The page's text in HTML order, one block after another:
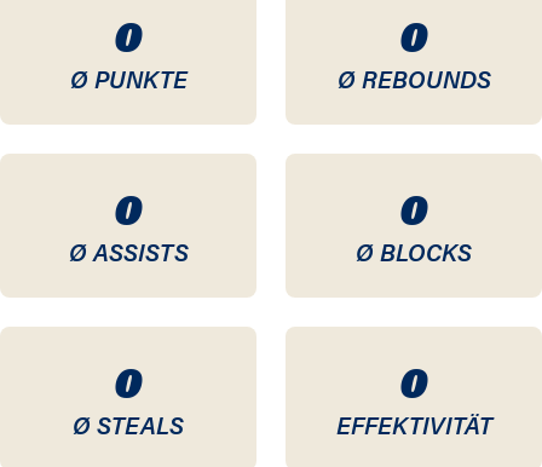
0
Ø PUNKTE
0
Ø REBOUNDS
0
Ø ASSISTS
0
Ø BLOCKS
0
Ø STEALS
0
EFFEKTIVITÄT